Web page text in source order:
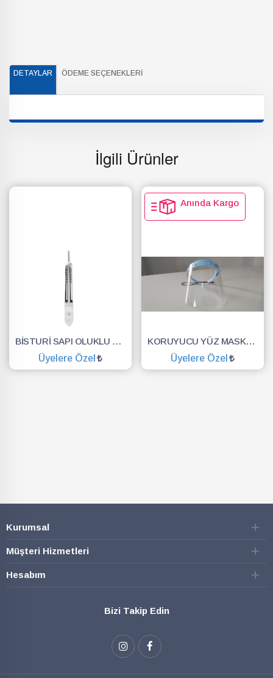
DETAYLAR ÖDEME SEÇENEKLERI
İlgili Ürünler
BİSTURİ SAPI OLUKLU NO.3
Üyelere Özel
Anında Kargo
KORUYUCU YÜZ MASKESİ SİPERLİK.YÜZ KALKANI.DENTAL MASKE
Üyelere Özel
Kurumsal
Müşteri Hizmetleri
Hesabım
Bizi Takip Edin